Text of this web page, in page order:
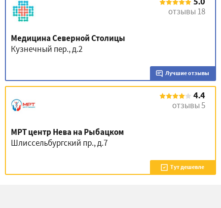
отзывы 18
Медицина Северной Столицы
Кузнечный пер., д.2
Лучшие отзывы
4.4
отзывы 5
МРТ центр Нева на Рыбацком
Шлиссельбургский пр., д.7
Тут дешевле